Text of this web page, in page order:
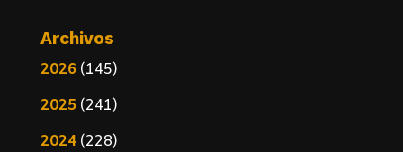
Archivos
2026(145)
2025(241)
2024(228)